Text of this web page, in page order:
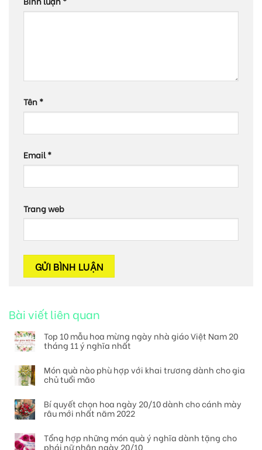
Tên*
Email*
Trang web
Bài viết liên quan
Top 10 mẫu hoa mừng ngày nhà giáo Việt Nam 20
tháng 11 ý nghĩa nhất
Món quà nào phù hợp với khai trương dành cho gia
chủ tuổi mão
Bí quyết chọn hoa ngày 20/10 dành cho cánh mày
râu mới nhất năm 2022
Tổng hợp những món quà ý nghĩa dành tặng cho
phái nữ nhân ngày 20/10